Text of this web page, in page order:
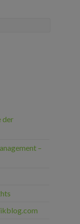
der
–